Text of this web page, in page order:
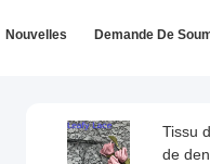
Nouvelles Demande De
Tissu
de